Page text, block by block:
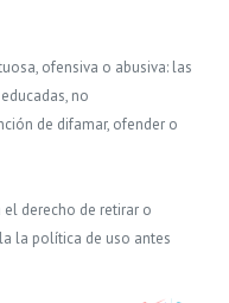
ofensiva o abusiva: las
no
de difamar, ofender o
derecho de retirar o
la política de uso antes